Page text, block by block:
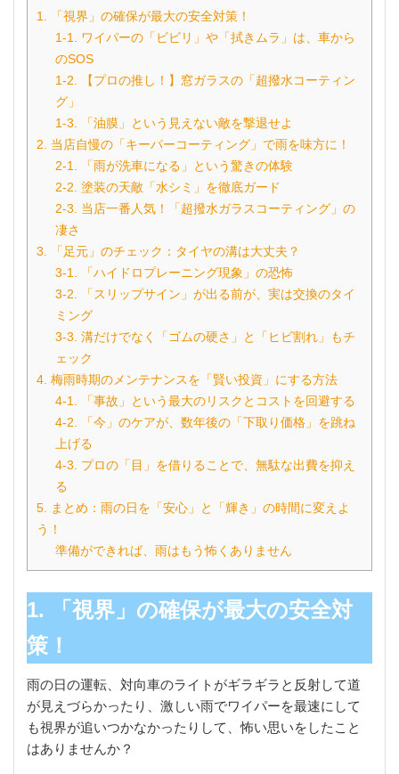
1. 「視界」の確保が最大の安全対策！
1-1. ワイパーの「ビビリ」や「拭きムラ」は、車から
のSOS
1-2. 【プロの推し！】窓ガラスの「超撥水コーティン
グ」
1-3. 「油膜」という見えない敵を撃退せよ
2. 当店自慢の「キーパーコーティング」で雨を味方に！
2-1. 「雨が洗車になる」という驚きの体験
2-2. 塗装の天敵「水シミ」を徹底ガード
2-3. 当店一番人気！「超撥水ガラスコーティング」の
凄さ
3. 「足元」のチェック：タイヤの溝は大丈夫？
3-1. 「ハイドロプレーニング現象」の恐怖
3-2. 「スリップサイン」が出る前が、実は交換のタイ
ミング
3-3. 溝だけでなく「ゴムの硬さ」と「ヒビ割れ」もチ
ェック
4. 梅雨時期のメンテナンスを「賢い投資」にする方法
4-1. 「事故」という最大のリスクとコストを回避する
4-2. 「今」のケアが、数年後の「下取り価格」を跳ね
上げる
4-3. プロの「目」を借りることで、無駄な出費を抑え
る
5. まとめ：雨の日を「安心」と「輝き」の時間に変えよ
う！
準備ができれば、雨はもう怖くありません
1. 「視界」の確保が最大の安全対
策！
雨の日の運転、対向車のライトがギラギラと反射して道
が見えづらかったり、激しい雨でワイパーを最速にして
も視界が追いつかなかったりして、怖い思いをしたこと
はありませんか？